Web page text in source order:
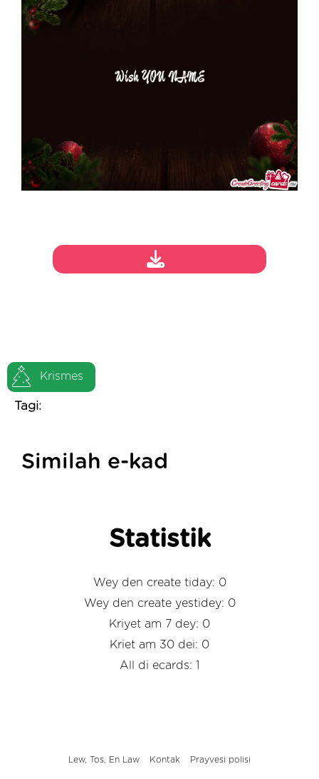
Krismes
Tagi:
Similah e-kad
Statistik
Wey den create tiday: 0
Wey den create yestidey: 0
Kriyet am 7 dey: 0
Kriet am 30 dei: 0
All di ecards: 1
Lew, Tos, En Law Kontak Prayvesi polisi